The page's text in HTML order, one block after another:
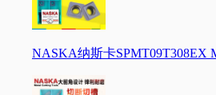
NASKA纳斯卡SPMT09T308EX